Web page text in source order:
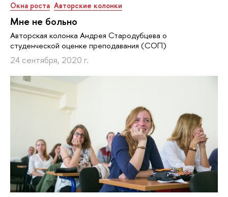
Окна роста Авторские колонки
Мне не больно
Авторская колонка Андрея Стародубцева о
студенческой оценке преподавания (СОП)
24 сентября, 2020 г.